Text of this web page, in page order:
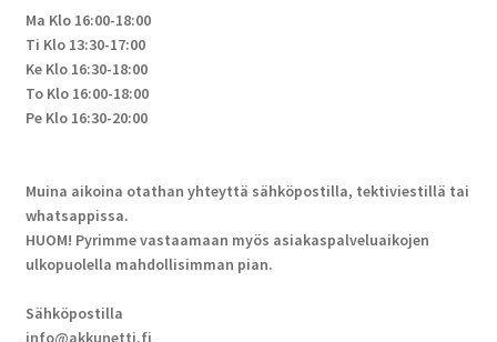
Ma Klo 16:00-18:00
Ti Klo 13:30-17:00
Ke Klo 16:30-18:00
To Klo 16:00-18:00
Pe Klo 16:30-20:00
Muina aikoina otathan yhteyttä sähköpostilla, tektiviestillä tai
whatsappissa.
HUOM! Pyrimme vastaamaan myös asiakaspalveluaikojen
ulkopuolella mahdollisimman pian.
Sähköpostilla
info@akkunetti.fi